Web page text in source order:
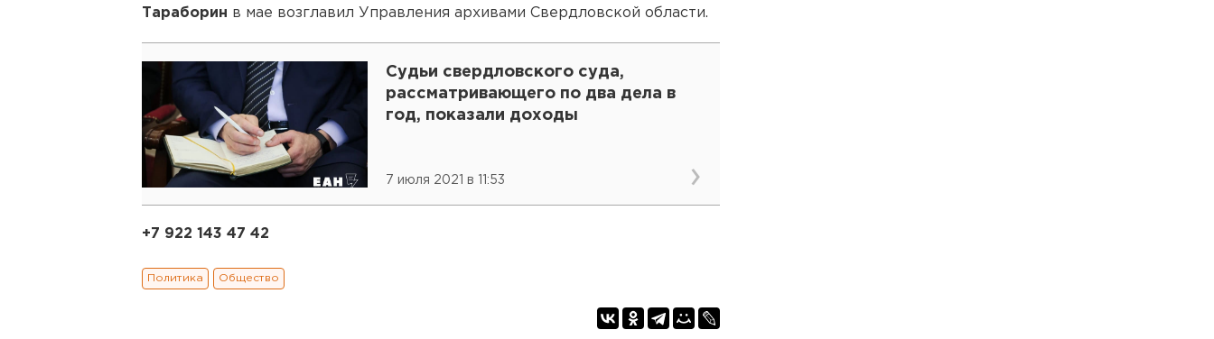
Тараборин в мае возглавил Управления архивами Свердловской области.
Судьи свердловского суда,
рассматривающего по два дела в
год, показали доходы
7 июля 2021 в 11:53
+7 922 143 47 42
Политика Общество